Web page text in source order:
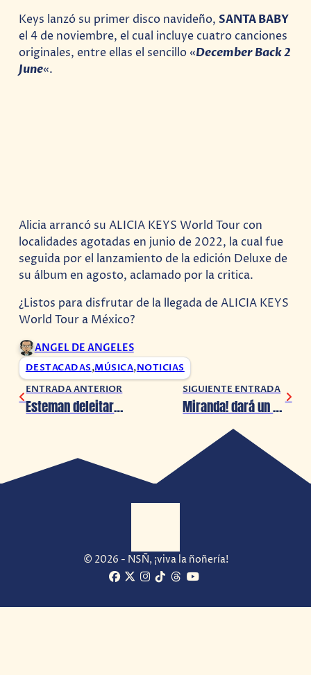
Keys lanzó su primer disco navideño,SANTA BABY
el 4 de noviembre, el cual incluye cuatro canciones
originales, entre ellas el sencillo «December Back 2
June«.
Alicia arrancó su ALICIA KEYS World Tour con
localidades agotadas en junio de 2022, la cual fue
seguida por el lanzamiento de la edición Deluxe de
su álbum en agosto, aclamado por la critica.
¿Listos para disfrutar de la llegada de ALICIA KEYS
World Tour a México?
ANGEL DE ANGELES
DESTACADAS,MÚSICA,NOTICIAS
ENTRADA ANTERIOR
Esteman deleitará al Auditorio Nacional en noviembre 2023
SIGUIENTE ENTRADA
Miranda! dará un show memorable en la CDMX en noviembre 2023
© 2026 - NSÑ, ¡viva la ñoñería!